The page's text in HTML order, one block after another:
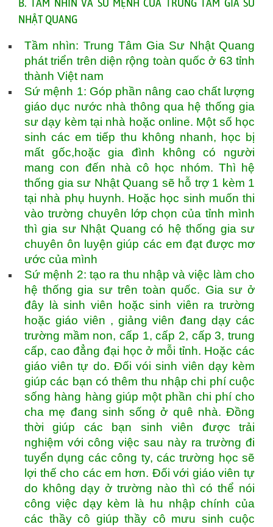
B. TẦM NHÌN VÀ SỨ MỆNH CỦA TRUNG TÂM GIA SƯ
NHẬT QUANG
Tầm nhìn: Trung Tâm Gia Sư Nhật Quang
phát triển trên diện rộng toàn quốc ở 63 tỉnh
thành Việt nam
Sứ mệnh 1: Góp phần nâng cao chất lượng
giáo dục nước nhà thông qua hệ thống gia
sư dạy kèm tại nhà hoặc online. Một số học
sinh các em tiếp thu không nhanh, học bị
mất gốc,hoặc gia đình không có người
mang con đến nhà cô học nhóm. Thì hệ
thống gia sư Nhật Quang sẽ hỗ trợ 1 kèm 1
tại nhà phụ huynh. Hoặc học sinh muốn thi
vào trường chuyên lớp chọn của tỉnh mình
thì gia sư Nhật Quang có hệ thống gia sư
chuyên ôn luyện giúp các em đạt được mơ
ước của mình
Sứ mệnh 2: tạo ra thu nhập và việc làm cho
hệ thống gia sư trên toàn quốc. Gia sư ở
đây là sinh viên hoặc sinh viên ra trường
hoặc giáo viên , giảng viên đang dạy các
trường mầm non, cấp 1, cấp 2, cấp 3, trung
cấp, cao đẳng đại học ở mỗi tỉnh. Hoặc các
giáo viên tự do. Đối vói sinh viên dạy kèm
giúp các bạn có thêm thu nhập chi phí cuộc
sống hàng hàng giúp một phần chi phí cho
cha mẹ đang sinh sống ở quê nhà. Đồng
thời giúp các bạn sinh viên được trải
nghiệm với công việc sau này ra trường đi
tuyển dụng các công ty, các trường học sẽ
lợi thế cho các em hơn. Đối với giáo viên tự
do không dạy ở trường nào thì có thể nói
công việc dạy kèm là hu nhập chính của
các thầy cô giúp thầy cô mưu sinh cuộc